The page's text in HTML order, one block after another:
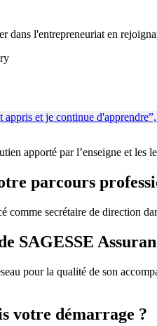
dans l'entrepreneuriat en
apporté par l’enseigne et
parcours
comme secrétaire de direction
SAGESSE
pour la qualité de son
votre démarrage ?